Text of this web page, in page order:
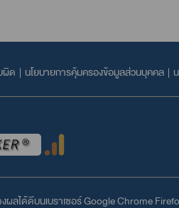
ผิด | นโยบายการคุ้มครองข้อมูลส่วนบุคคล |
ผลได้ดีบนเบราเซอร์Google Chrome